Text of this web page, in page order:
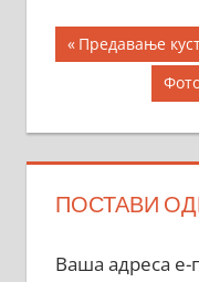
Кретање
чланка
Previous
Post:
Предавање
Next
Post:
ПОСТАВИ
Ваша адреса